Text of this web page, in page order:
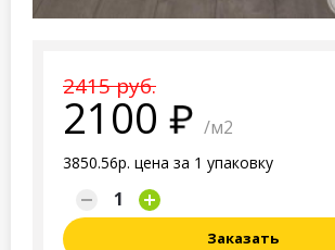
2415 руб.
2100 /м2
3850.56р. цена за 1 упаковку
Заказать